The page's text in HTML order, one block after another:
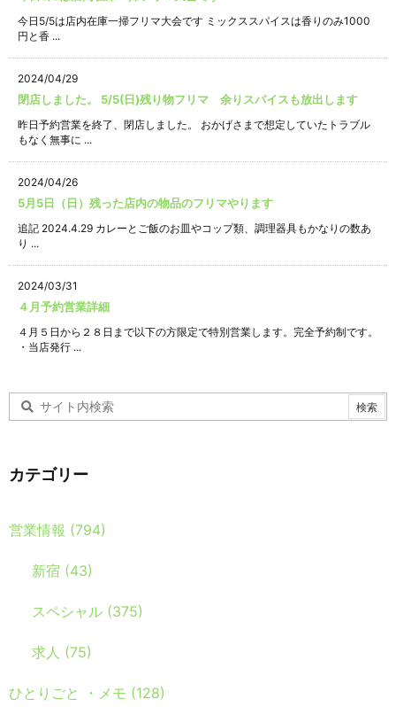
今日5/5は店内在庫一掃フリマ大会です ミックススパイスは香りのみ1000
円と香 ...
2024/04/29
閉店しました。 5/5(日)残り物フリマ 余りスパイスも放出します
昨日予約営業を終了、閉店しました。 おかげさまで想定していたトラブル
もなく無事に ...
2024/04/26
5月5日（日）残った店内の物品のフリマやります
追記 2024.4.29 カレーとご飯のお皿やコップ類、調理器具もかなりの数あ
り ...
2024/03/31
４月予約営業詳細
４月５日から２８日まで以下の方限定で特別営業します。完全予約制です。
・当店発行 ...
カテゴリー
営業情報 (794)
新宿 (43)
スペシャル (375)
求人 (75)
ひとりごと ・メモ (128)